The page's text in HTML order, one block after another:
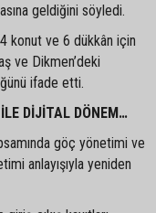
geldiğini söyledi.
konut ve 6 dükkân için
ve Dikmen’deki
ifade etti.
DİJİTAL DÖNEM…
göç yönetimi ve
anlayışıyla yeniden